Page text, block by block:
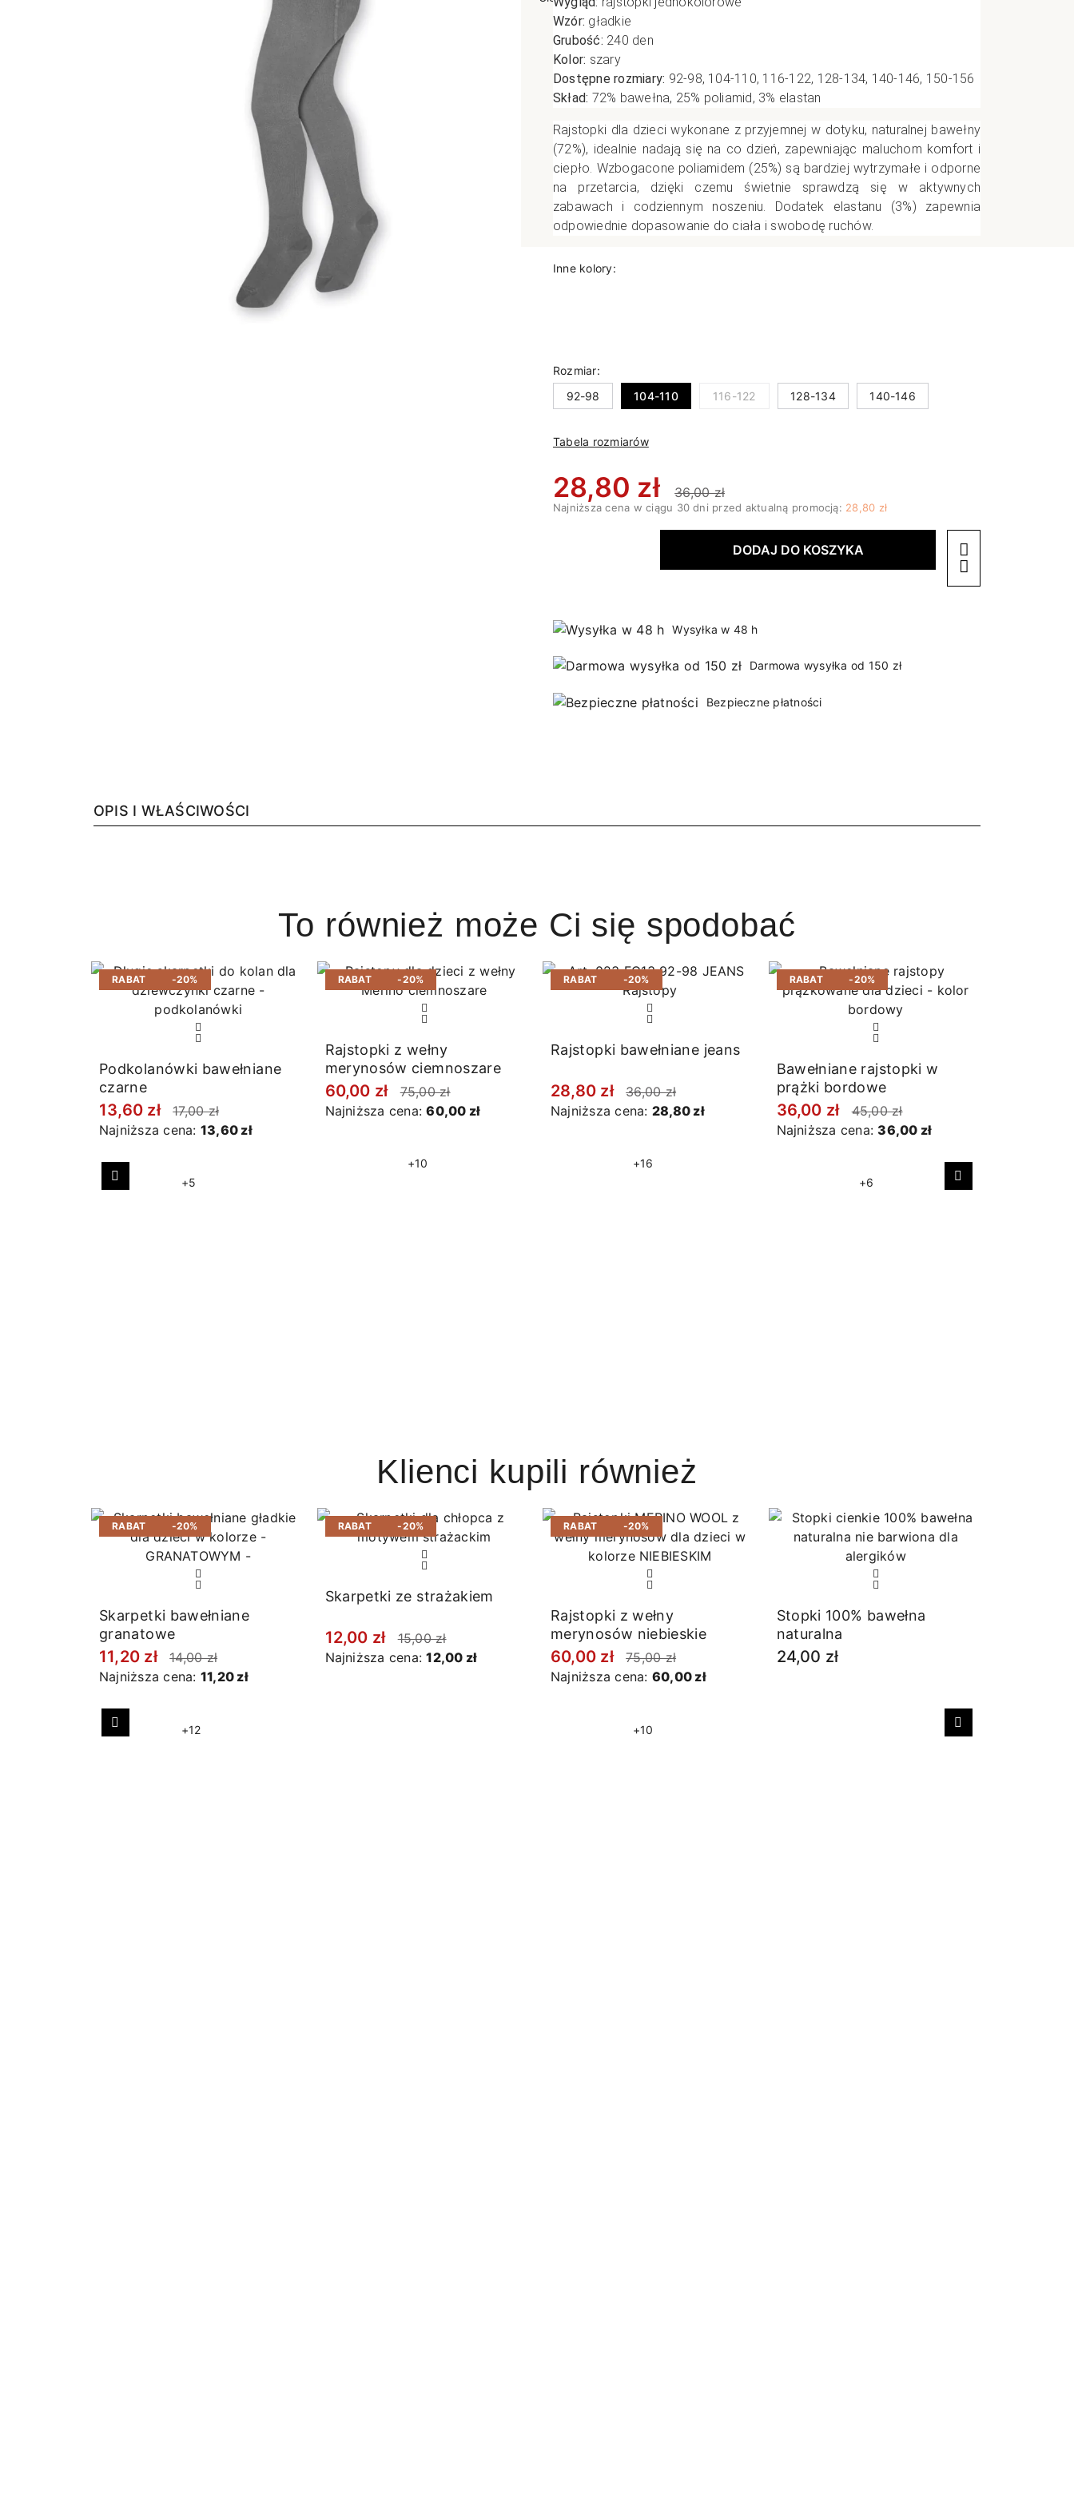
Sportowe
Antypoślizgowe
Antypoślizgowe
Do spania
Ciepłe
RAJSTOPY GETRY
Jednokolorowe
Wzorowane
Ciepłe
OPAKOWANIA
Rozmiar XL
Antypoślizgowe
Do spania
Rozmiar XL
OPAKOWANIA
NOWOŚCI
Wzór: gładkie
Grubość: 240 den
Kolor: szary
Dostępne rozmiary: 92-98, 104-110, 116-122, 128-134, 140-146, 150-156
Skład: 72% bawełna, 25% poliamid, 3% elastan
Rajstopki dla dzieci wykonane z przyjemnej w dotyku, naturalnej bawełny
(72%), idealnie nadają się na co dzień, zapewniając maluchom komfort i
ciepło. Wzbogacone poliamidem (25%) są bardziej wytrzymałe i odporne
na przetarcia, dzięki czemu świetnie sprawdzą się w aktywnych
zabawach i codziennym noszeniu. Dodatek elastanu (3%) zapewnia
odpowiednie dopasowanie do ciała i swobodę ruchów.
Inne kolory:
Rozmiar:
92-98
104-110 116-122 128-134 140-146
Tabela rozmiarów
28,80 zł 36,00 zł
Najniższa cena w ciągu 30 dni przed aktualną promocją: 28,80 zł
DODAJ DO KOSZYKA
Wysyłka w 48 h
Darmowa wysyłka od 150 zł
Bezpieczne płatności
OPIS I WŁAŚCIWOŚCI
To również może Ci się spodobać
RABAT -20%
Podkolanówki bawełniane
czarne
13,60 zł
17,00 zł
Najniższa cena: 13,60 zł
+5
RABAT -20%
Rajstopki z wełny
merynosów ciemnoszare
60,00 zł
75,00 zł
Najniższa cena:60,00 zł
+10
RABAT -20%
Rajstopki bawełniane jeans
28,80 zł
36,00 zł
Najniższa cena: 28,80 zł
+16
RABAT -20%
Bawełniane rajstopki w
prążki bordowe
36,00 zł
45,00 zł
Najniższa cena: 36,00 zł
+6
Poprzedni Następny
Klienci kupili również
RABAT -20%
Skarpetki bawełniane
granatowe
11,20 zł
14,00 zł
Najniższa cena: 11,20 zł
+12
RABAT -20%
Skarpetki ze strażakiem
12,00 zł
15,00 zł
Najniższa cena:12,00 zł
RABAT -20%
Rajstopki z wełny
merynosów niebieskie
60,00 zł
75,00 zł
Najniższa cena: 60,00 zł
+10
Stopki 100% bawełna
naturalna
24,00 zł
Poprzedni Następny